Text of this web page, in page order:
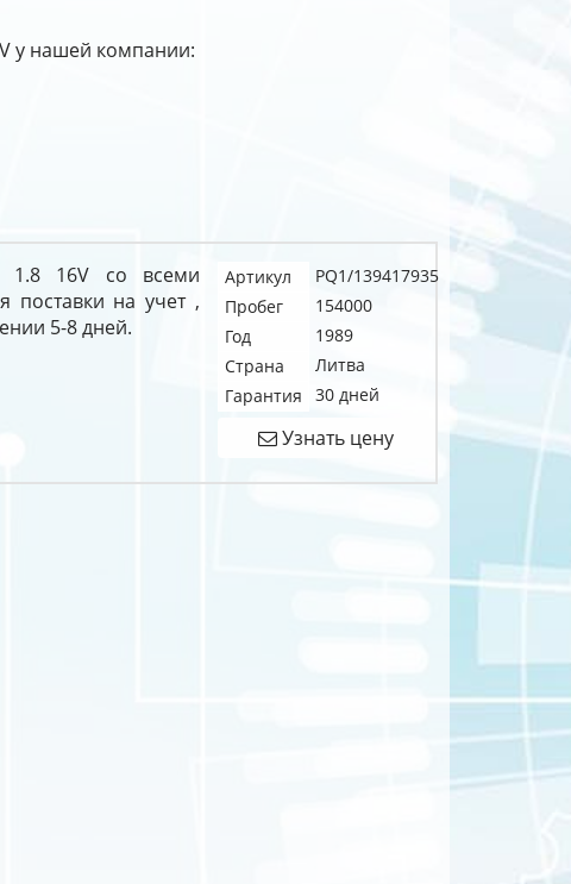
у нашей компании:
1.8 16V со всеми
поставки на учет ,
5-8 дней.
Артикул
PQ1/139417935
Пробег
154000
Год
1989
Страна
Литва
Гарантия
30 дней
Узнать цену